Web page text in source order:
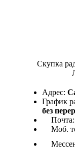
Скупка
Адрес:
График
без
Почта:
Моб.